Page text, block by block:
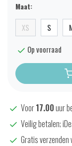
Maat:
XS S
Op voorraad
Voor17.00uur
Veilig betalen;
Gratis